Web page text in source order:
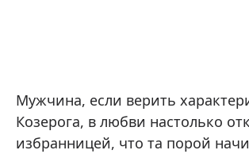
Мужчина, если верить
Козерога, в любви настолько
избранницей, что та порой